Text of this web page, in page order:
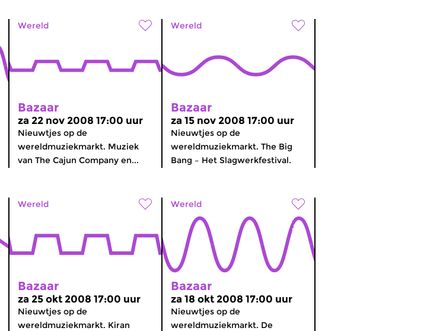
Wereld
Bazaar
za 22 nov 2008 17:00 uur
Nieuwtjes op de
wereldmuziekmarkt. Muziek
van The Cajun Company en...
Wereld
Bazaar
za 15 nov 2008 17:00 uur
Nieuwtjes op de
wereldmuziekmarkt. The Big
Bang – Het Slagwerkfestival.
Wereld
Bazaar
za 25 okt 2008 17:00 uur
Nieuwtjes op de
wereldmuziekmarkt. Kiran
Wereld
Bazaar
za 18 okt 2008 17:00 uur
Nieuwtjes op de
wereldmuziekmarkt. De